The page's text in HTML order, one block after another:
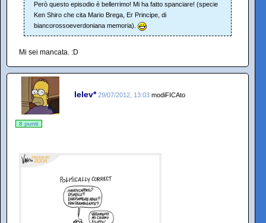
Però questo episodio è bellerrimo! Mi ha fatto spanciare! (specie
Ken Shiro che cita Mario Brega, Er Principe, di
biancorossoeverdoniana memoria).
Mi sei mancata. :D
lelev* 29/07/2012, 13:03 modiFICAto
8 punti